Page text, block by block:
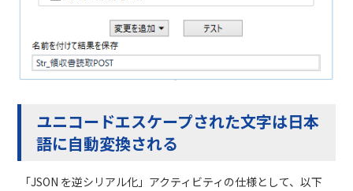
ユニコードエスケープされた文字は日本
語に自動変換される
「JSON を逆シリアル化」アクティビティの仕様として、以下